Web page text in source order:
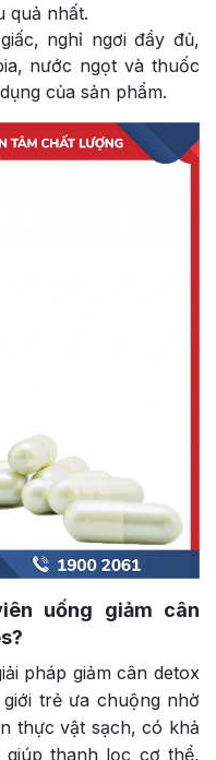
quả nhất.
nghỉ ngơi đầy đủ,
nước ngọt và thuốc
của sản phẩm.
uống giảm cân
pháp giảm cân detox
trẻ ưa chuộng nhờ
thực vật sạch, có khả
thanh lọc cơ thể,